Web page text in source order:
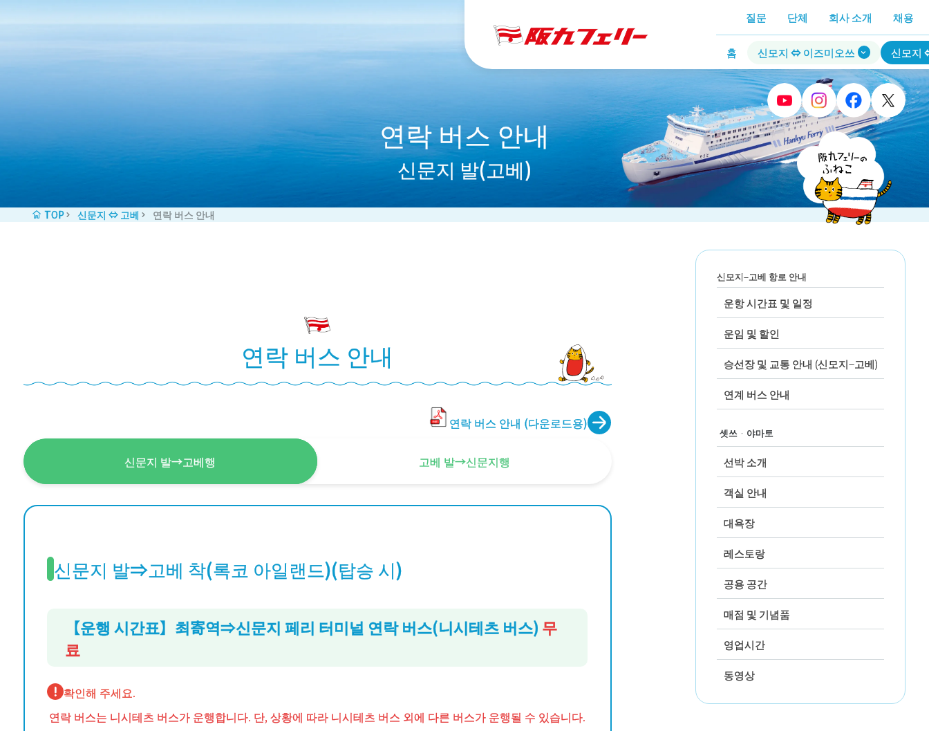
질문 단체 회사 소개 채용
홈 신모지 ⇔ 이즈미오쓰 신모지
연락 버스 안내
신문지 발(고베)
TOP 신문지 ⇔ 고베 연락 버스 안내
연락 버스 안내
연락 버스 안내 (다운로드용)
신문지 발→고베행 고베 발→신문지행
신문지 발⇒고베 착(록코 아일랜드)(탑승 시)
【운행 시간표】최寄역⇒신문지 페리 터미널 연락 버스(니시테츠 버스) 무
료
확인해 주세요.
연락 버스는 니시테츠 버스가 운행합니다. 단, 상황에 따라 니시테츠 버스 외에 다른 버스가 운행될 수 있습니다.
신모지–고베 항로 안내
운항 시간표 및 일정
운임 및 할인
승선장 및 교통 안내 (신모지–고베)
연계 버스 안내
셋쓰 · 야마토
선박 소개
객실 안내
대욕장
레스토랑
공용 공간
매점 및 기념품
영업시간
동영상